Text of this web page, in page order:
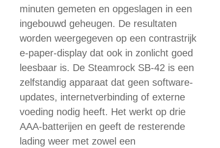
minuten gemeten en opgeslagen in een
ingebouwd geheugen. De resultaten
worden weergegeven op een contrastrijk
e-paper-display dat ook in zonlicht goed
leesbaar is. De Steamrock SB-42 is een
zelfstandig apparaat dat geen software-
updates, internetverbinding of externe
voeding nodig heeft. Het werkt op drie
AAA-batterijen en geeft de resterende
lading weer met zowel een